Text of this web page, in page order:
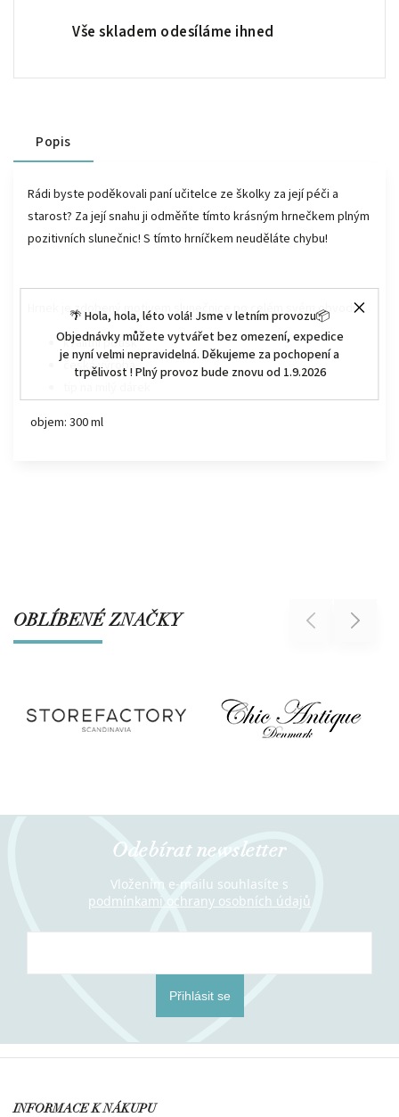
🌴 Hola, hola, léto volá! Jsme v letním provozu📦
Objednávky můžete vytvářet bez omezení, expedice
je nyní velmi nepravidelná. Děkujeme za pochopení a
trpělivost ! Plný provoz bude znovu od 1.9.2026
Vše skladem odesíláme ihned
Popis
Rádi byste poděkovali paní učitelce ze školky za její péči a
starost? Za její snahu ji odměňte tímto krásným hrnečkem plným
pozitivních slunečnic! S tímto hrníčkem neuděláte chybu!
Hrnek je zdobený motivem slunečnice po celém svém obvodu.
kvalitní potisk
česká výroba
objem: 300 ml
OBLÍBENÉ ZNAČKY Previous Next
Odebírat newsletter
Vložením e-mailu souhlasíte s
podmínkami ochrany osobních údajů
Přihlásit se
INFORMACE K NÁKUPU